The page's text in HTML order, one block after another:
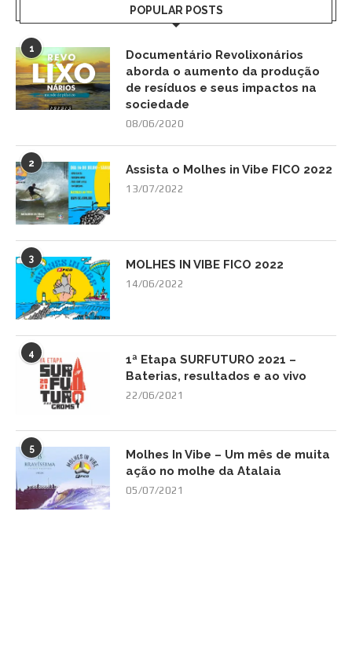
POPULAR POSTS
1
Documentário Revolixonários
aborda o aumento da produção
de resíduos e seus impactos na
sociedade
08/06/2020
2 Assista o Molhes in Vibe FICO 2022
13/07/2022
3 MOLHES IN VIBE FICO 2022
14/06/2022
4
1ª Etapa SURFUTURO 2021 –
Baterias, resultados e ao vivo
22/06/2021
5
Molhes In Vibe – Um mês de muita
ação no molhe da Atalaia
05/07/2021